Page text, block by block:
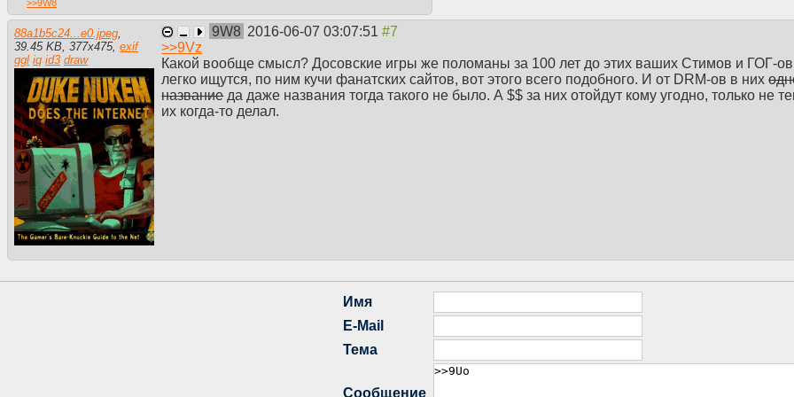
>>9W8
88a1b5c24...e0.jpeg,
39.45 KB, 377x475, exif
ggl iq id3 draw
9W8 2016-06-07 03:07:51
>>9Vz
Какой вообще смысл? Досовские игры же поломаны за 100 лет до этих ваших Стимов и ГОГ-
легко ищутся, по ним кучи фанатских сайтов, вот этого всего подобного. И от DRM-ов в них
названиеда даже названия тогда такого не было. А $$ за них отойдут кому угодно, только не
их когда-то делал.